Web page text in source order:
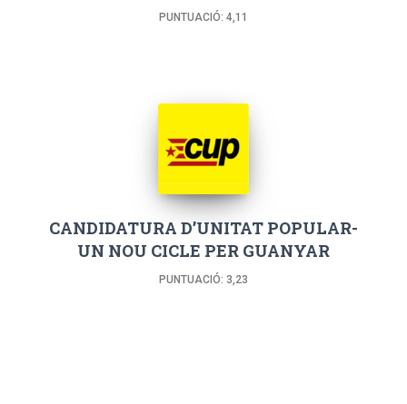
PUNTUACIÓ: 4,11
CANDIDATURA D’UNITAT POPULAR-
UN NOU CICLE PER GUANYAR
PUNTUACIÓ: 3,23